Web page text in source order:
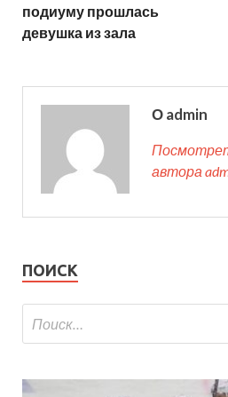
подиуму прошлась
девушка из зала
О admin
автора
ПОИСК